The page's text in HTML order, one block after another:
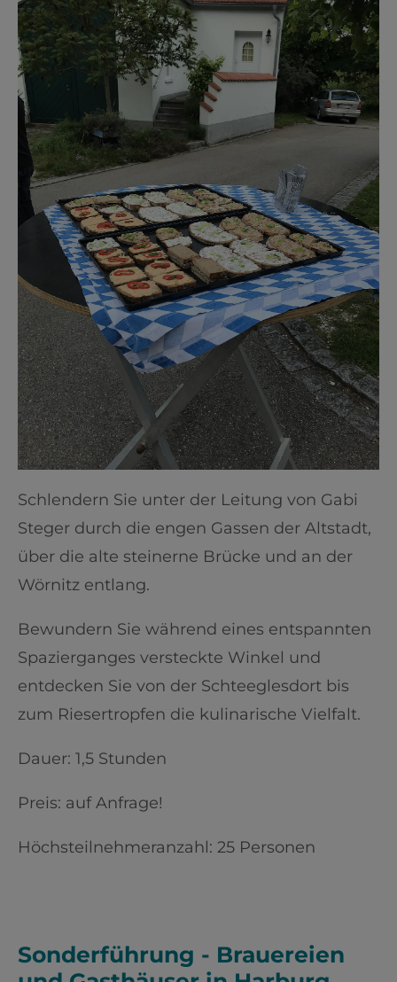
Schlendern Sie unter der Leitung von Gabi
Steger durch die engen Gassen der Altstadt,
über die alte steinerne Brücke und an der
Wörnitz entlang.
Bewundern Sie während eines entspannten
Spazierganges versteckte Winkel und
entdecken Sie von der Schteeglesdort bis
zum Riesertropfen die kulinarische Vielfalt.
Dauer: 1,5 Stunden
Preis: auf Anfrage!
Höchsteilnehmeranzahl: 25 Personen
Sonderführung - Brauereien